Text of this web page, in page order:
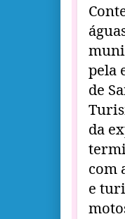
pela
de
da
com
e